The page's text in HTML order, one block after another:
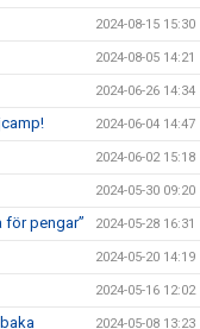
2024-08-15 15:30
2024-08-05 14:21
2024-06-26 14:34
2024-06-04 14:47
2024-06-02 15:18
2024-05-30 09:20
för pengar” 2024-05-28 16:31
2024-05-20 14:19
2024-05-16 12:02
2024-05-08 13:23